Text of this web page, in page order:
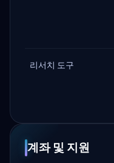
리서치 도구
계좌 및 지원